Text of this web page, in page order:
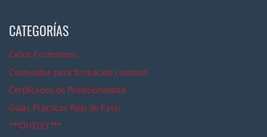
CATEGORÍAS
Ciclos Formativos
Contenidos para formación continua
Certificados de Profesionalidad
Guías Prácticas Rojo de Fassi
***OUTLET***